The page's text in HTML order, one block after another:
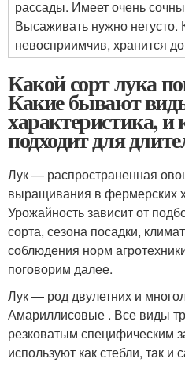
рассады. Имеет очень
Высаживать нужно негусто.
невосприимчив, хранится
Какой сорт лука
Какие бывают
характеристика,
подходит для
Лук — распространенная
выращивания в фермерских
Урожайность зависит от
сорта, сезона посадки,
соблюдения норм
поговорим далее.
Лук — род двулетних и
Амариллисовые . Все виды
резковатым специфическим
используют как стебли, так и